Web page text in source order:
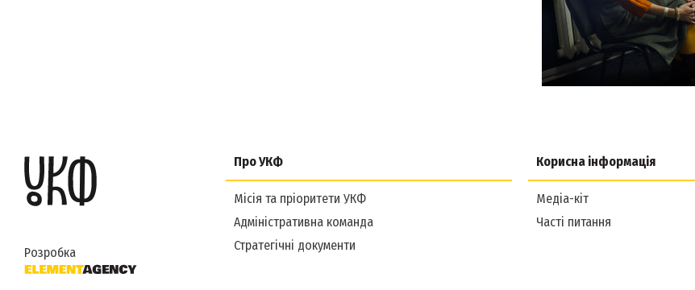
Розробка
Про УКФ
Місія та пріоритети УКФ
Адміністративна команда
Стратегічні документи
Корисна інформація
Медіа-кіт
Часті питання